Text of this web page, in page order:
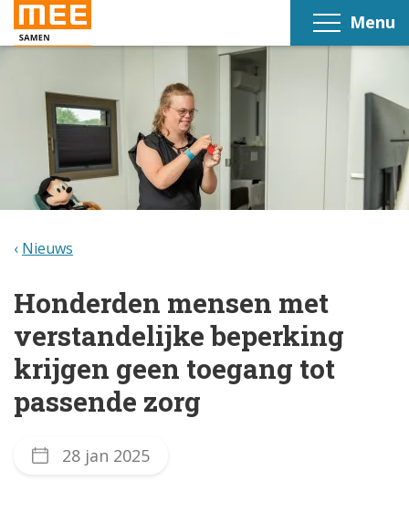
Menu
Nieuws
Honderden mensen met
verstandelijke beperking
krijgen geen toegang tot
passende zorg
28 jan 2025